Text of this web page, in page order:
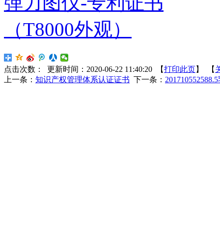
点击次数： 更新时间：2020-06-22 11:40:20 【打印此页】 【
上一条： 知识产权管理体系认证证书 下一条：